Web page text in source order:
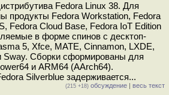
Fedora Linux 38. Для
продукты Fedora Workstation, Fedora
Fedora Cloud Base, Fedora IoT Edition
в форме спинов c десктоп-
5, Xfce, MATE, Cinnamon, LXDE,
Sway. Сборки сформированы для
и ARM64 (AArch64).
Silverblue задерживается...
(215 +18) обсуждение | весь текст